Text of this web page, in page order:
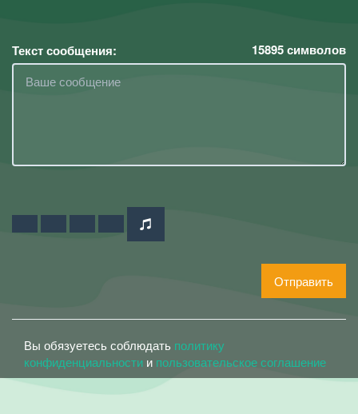
Текст сообщения: 15895символов
Отправить
Вы обязуетесь соблюдать политику
конфиденциальности и пользовательское соглашение